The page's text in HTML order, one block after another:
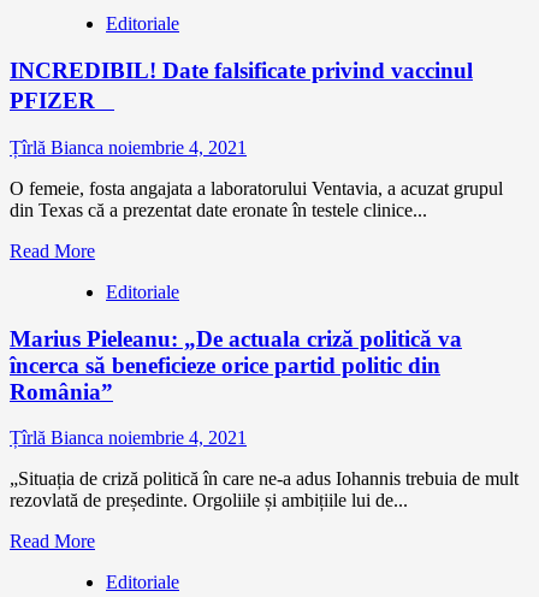
Editoriale
INCREDIBIL! Date falsificate privind vaccinul
PFIZER
Țîrlă Bianca noiembrie 4, 2021
O femeie, fosta angajata a laboratorului Ventavia, a acuzat grupul
din Texas că a prezentat date eronate în testele clinice...
Read More
Editoriale
Marius Pieleanu: „De actuala criză politică va
încerca să beneficieze orice partid politic din
România”
Țîrlă Bianca noiembrie 4, 2021
„Situația de criză politică în care ne-a adus Iohannis trebuia de mult
rezovlată de președinte. Orgoliile și ambițiile lui de...
Read More
Editoriale